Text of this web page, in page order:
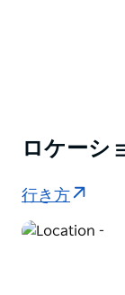
ロケーシ
行き方